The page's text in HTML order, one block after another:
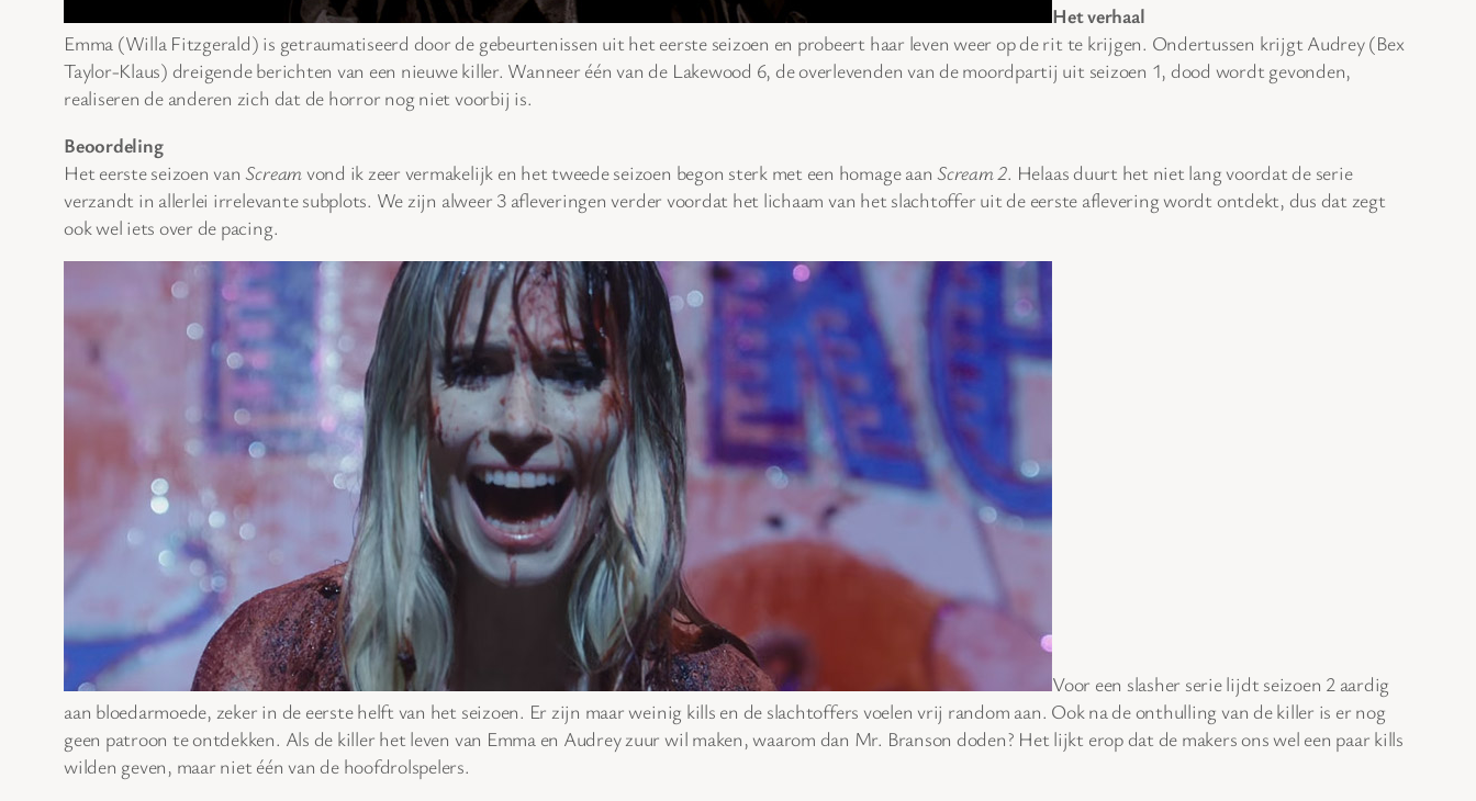
Het verhaal
Emma (Willa Fitzgerald) is getraumatiseerd door de gebeurtenissen uit het eerste seizoen en probeert haar leven weer op de rit te krijgen. Ondertussen krijgt Audrey (Bex
Taylor-Klaus) dreigende berichten van een nieuwe killer. Wanneer één van de Lakewood 6, de overlevenden van de moordpartij uit seizoen 1, dood wordt gevonden,
realiseren de anderen zich dat de horror nog niet voorbij is.
Beoordeling
Het eerste seizoen vanScreamvond ik zeer vermakelijk en het tweede seizoen begon sterk met een homage aanScream 2. Helaas duurt het niet lang voordat de serie
verzandt in allerlei irrelevante subplots. We zijn alweer 3 afleveringen verder voordat het lichaam van het slachtoffer uit de eerste aflevering wordt ontdekt, dus dat zegt
ook wel iets over de pacing.
Voor een slasher serie lijdt seizoen 2 aardig
aan bloedarmoede, zeker in de eerste helft van het seizoen. Er zijn maar weinig kills en de slachtoffers voelen vrij random aan. Ook na de onthulling van de killer is er nog
geen patroon te ontdekken. Als de killer het leven van Emma en Audrey zuur wil maken, waarom dan Mr. Branson doden? Het lijkt erop dat de makers ons wel een paar kills
wilden geven, maar niet één van de hoofdrolspelers.